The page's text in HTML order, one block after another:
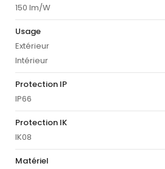
150 lm/W
Usage
Extérieur
Intérieur
Protection IP
IP66
Protection IK
IK08
Matériel